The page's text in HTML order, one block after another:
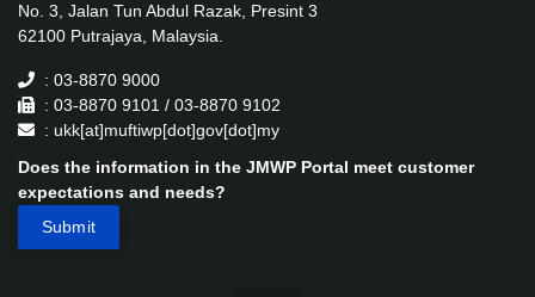
No. 3, Jalan Tun Abdul Razak, Presint 3
62100 Putrajaya, Malaysia.
: 03-8870 9000
: 03-8870 9101 / 03-8870 9102
: ukk[at]muftiwp[dot]gov[dot]my
Does the information in the JMWP Portal meet customer
expectations and needs?